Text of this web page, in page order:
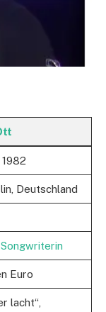
1982
Deutschland
Songwriterin
Euro
lacht“,